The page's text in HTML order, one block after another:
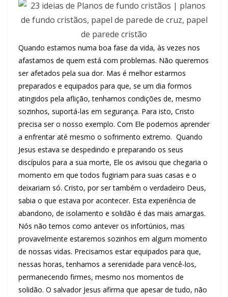
Quando estamos numa boa fase da vida, às vezes nos
afastamos de quem está com problemas. Não queremos
ser afetados pela sua dor. Mas é melhor estarmos
preparados e equipados para que, se um dia formos
atingidos pela aflição, tenhamos condições de, mesmo
sozinhos, suportá-las em segurança. Para isto, Cristo
precisa ser o nosso exemplo. Com Ele podemos aprender
a enfrentar até mesmo o sofrimento extremo. Quando
Jesus estava se despedindo e preparando os seus
discípulos para a sua morte, Ele os avisou que chegaria o
momento em que todos fugiriam para suas casas e o
deixariam só. Cristo, por ser também o verdadeiro Deus,
sabia o que estava por acontecer. Esta experiência de
abandono, de isolamento e solidão é das mais amargas.
Nós não temos como antever os infortúnios, mas
provavelmente estaremos sozinhos em algum momento
de nossas vidas. Precisamos estar equipados para que,
nessas horas, tenhamos a serenidade para vencê-los,
permanecendo firmes, mesmo nos momentos de
solidão. O salvador Jesus afirma que apesar de tudo, não